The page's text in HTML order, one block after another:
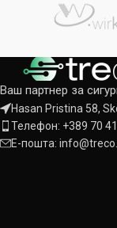
Ваш партнер за
Hasan Pristina 58,
Телефон: +389 70
Е-пошта: